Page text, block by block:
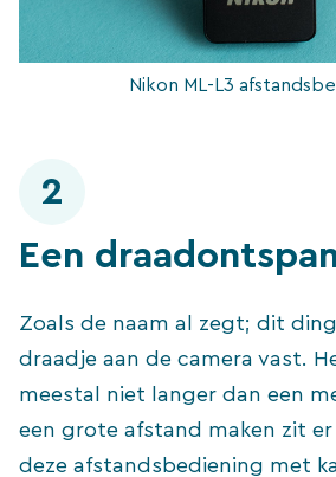
Nikon ML-L3
2
Een
Zoals de naam al zegt; dit
draadje aan de camera vast.
meestal niet langer dan een
een grote afstand maken zit
deze afstandsbediening met